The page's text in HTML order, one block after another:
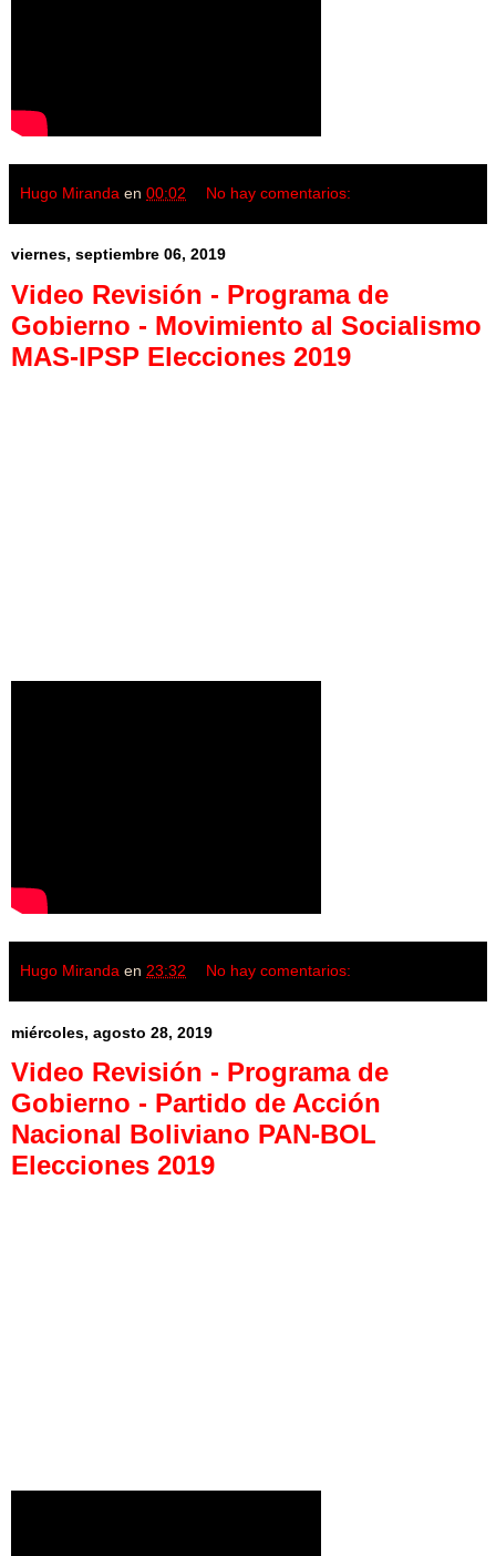
Hugo Miranda en 00:02 No hay comentarios:
viernes, septiembre 06, 2019
Video Revisión - Programa de
Gobierno - Movimiento al Socialismo
MAS-IPSP Elecciones 2019
Hugo Miranda en 23:32 No hay comentarios:
miércoles, agosto 28, 2019
Video Revisión - Programa de
Gobierno - Partido de Acción
Nacional Boliviano PAN-BOL
Elecciones 2019